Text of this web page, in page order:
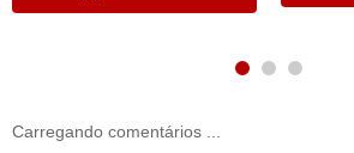
Carregando comentários ...